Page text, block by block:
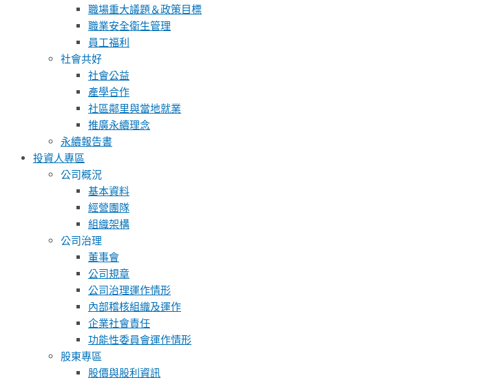
職場重大議題＆政策目標
職業安全衛生管理
員工福利
社會共好
社會公益
產學合作
社區鄰里與當地就業
推廣永續理念
永續報告書
投資人專區
公司概況
基本資料
經營團隊
組織架構
公司治理
董事會
公司規章
公司治理運作情形
內部稽核組織及運作
企業社會責任
功能性委員會運作情形
股東專區
股價與股利資訊